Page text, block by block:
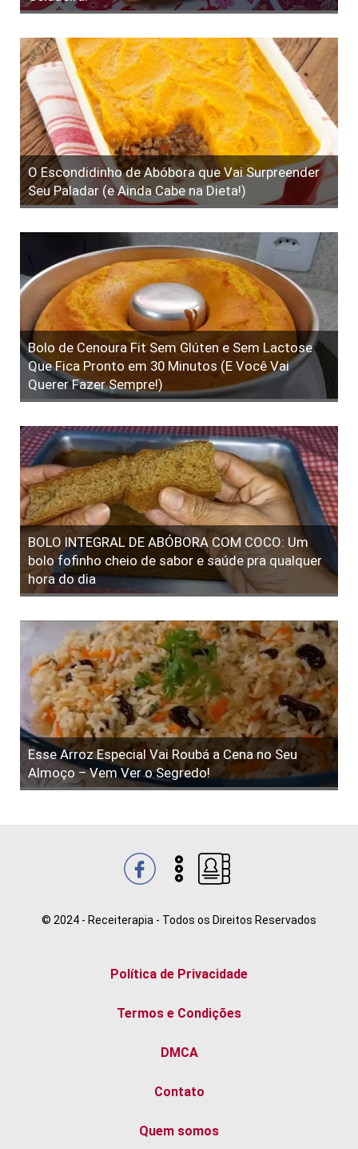
O Escondidinho de Abóbora que Vai Surpreender
Seu Paladar (e Ainda Cabe na Dieta!)
Bolo de Cenoura Fit Sem Glúten e Sem Lactose
Que Fica Pronto em 30 Minutos (E Você Vai
Querer Fazer Sempre!)
BOLO INTEGRAL DE ABÓBORA COM COCO: Um
bolo fofinho cheio de sabor e saúde pra qualquer
hora do dia
Esse Arroz Especial Vai Roubá a Cena no Seu
Almoço – Vem Ver o Segredo!
© 2024 - Receiterapia - Todos os Direitos Reservados
Quem somos
Contato
DMCA
Termos e Condições
Política de Privacidade